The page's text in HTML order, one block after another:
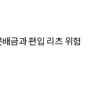
금과 편입 리츠 위험